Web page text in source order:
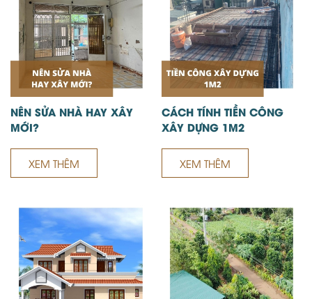
NÊN SỬA NHÀ HAY XÂY
MỚI?
XEM THÊM
CÁCH TÍNH TIỀN CÔNG
XÂY DỰNG 1M2
XEM THÊM